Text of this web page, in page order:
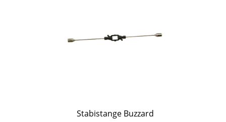
Stabistange Buzzard